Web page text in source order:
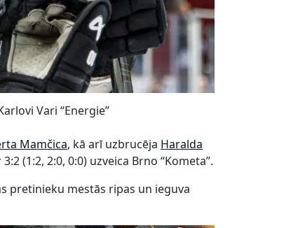
Vari “Energie”
Mamčica, kā arī uzbrucēja Haralda
(1:2, 2:0, 0:0) uzveica Brno “Kometa”.
pretinieku mestās ripas un ieguva